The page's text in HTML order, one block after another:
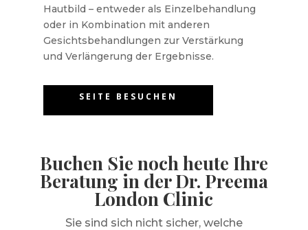
Hautbild – entweder als Einzelbehandlung
oder in Kombination mit anderen
Gesichtsbehandlungen zur Verstärkung
und Verlängerung der Ergebnisse.
SEITE BESUCHEN
Buchen Sie noch heute Ihre
Beratung in der Dr. Preema
London Clinic
Sie sind sich nicht sicher, welche